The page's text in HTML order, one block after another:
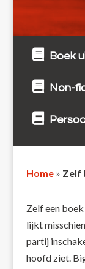
Boek
Non-
Home» Zelf
Zelf een
lijkt
partij
hoofd ziet.